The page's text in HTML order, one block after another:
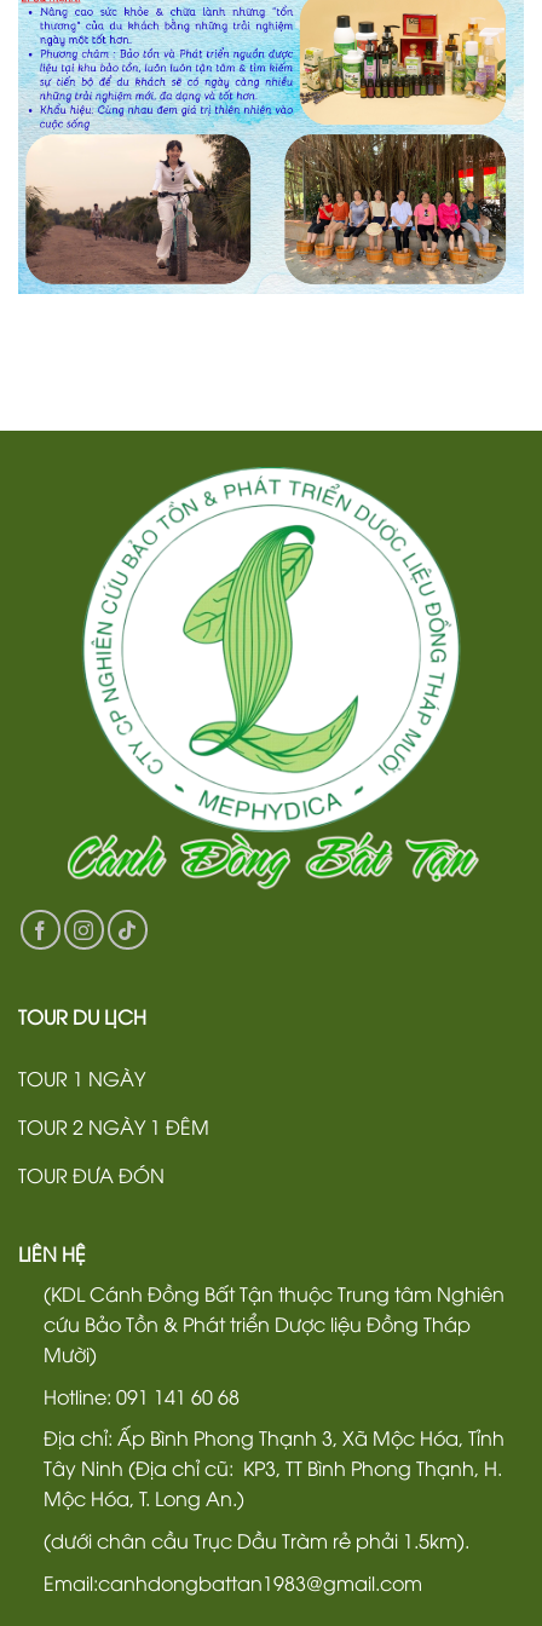
TOUR DU LỊCH
TOUR 1 NGÀY
TOUR 2 NGÀY 1 ĐÊM
TOUR ĐƯA ĐÓN
LIÊN HỆ
(KDL Cánh Đồng Bất Tận thuộc Trung tâm Nghiên
cứu Bảo Tồn & Phát triển Dược liệu Đồng Tháp
Mười)
Hotline: 091 141 60 68
Địa chỉ: Ấp Bình Phong Thạnh 3, Xã Mộc Hóa, Tỉnh
Tây Ninh (Địa chỉ cũ: KP3, TT Bình Phong Thạnh, H.
Mộc Hóa, T. Long An.)
(dưới chân cầu Trục Dầu Tràm rẻ phải 1.5km).
Email:canhdongbattan1983@gmail.com